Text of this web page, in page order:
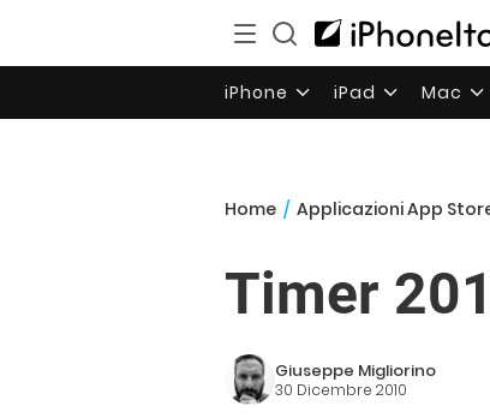
iPhone iPad Mac
Home / Applicazioni App
Timer
Giuseppe Migliorino
30 Dicembre 2010